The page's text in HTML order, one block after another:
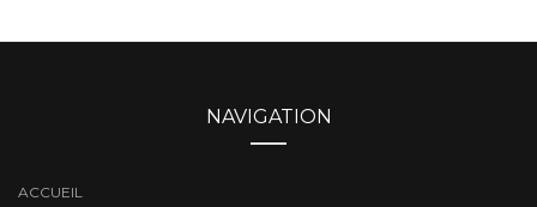
NAVIGATION
ACCUEIL